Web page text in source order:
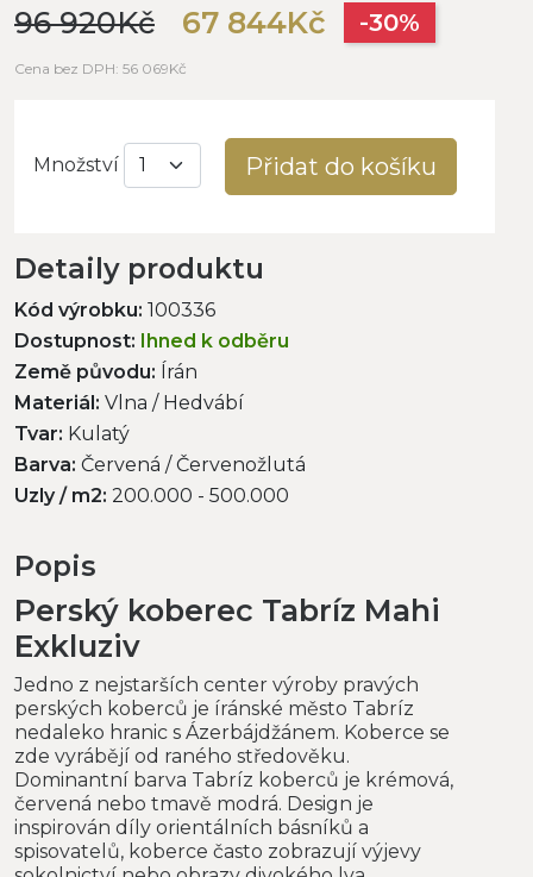
96 920Kč 67 844Kč -30%
Cena bez DPH: 56 069Kč
Množství Přidat do košíku
Detaily produktu
Kód výrobku: 100336
Dostupnost: Ihned k odběru
Země původu: Írán
Materiál: Vlna / Hedvábí
Tvar: Kulatý
Barva: Červená / Červenožlutá
Uzly / m2: 200.000 - 500.000
Popis
Perský koberec Tabríz Mahi
Exkluziv
Jedno z nejstarších center výroby pravých
perských koberců je íránské město Tabríz
nedaleko hranic s Ázerbájdžánem. Koberce se
zde vyrábějí od raného středověku.
Dominantní barva Tabríz koberců je krémová,
červená nebo tmavě modrá. Design je
inspirován díly orientálních básníků a
spisovatelů, koberce často zobrazují výjevy